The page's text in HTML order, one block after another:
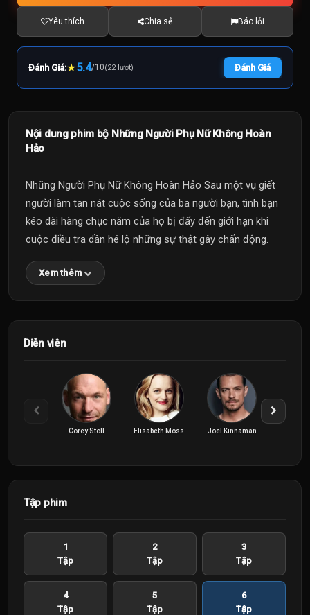
Yêu thích Chia sẻ Báo lỗi
Đánh Giá:★5.4/10(22 lượt) Đánh Giá
Nội dung phim bộ Những Người Phụ Nữ Không Hoàn
Hảo
Những Người Phụ Nữ Không Hoàn Hảo Sau một vụ giết
người làm tan nát cuộc sống của ba người bạn, tình bạn
kéo dài hàng chục năm của họ bị đẩy đến giới hạn khi
cuộc điều tra dần hé lộ những sự thật gây chấn động.
Xem thêm
Diễn viên
Corey Stoll Elisabeth Moss Joel Kinnaman
Tập phim
1
Tập
2
Tập
3
Tập
4
Tập
5
Tập
6
Tập